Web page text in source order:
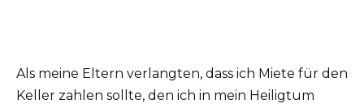
Als meine Eltern verlangten, dass ich Miete für den
Keller zahlen sollte, den ich in mein Heiligtum